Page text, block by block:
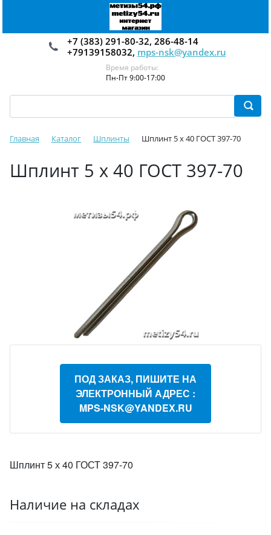
+7 (383) 291-80-32, 286-48-14
+79139158032, mps-nsk@yandex.ru
Время работы:
Пн-Пт 9:00-17:00
Главная Каталог Шплинты Шплинт 5 х 40 ГОСТ 397-70
Шплинт 5 х 40 ГОСТ 397-70
ПОД ЗАКАЗ, ПИШИТЕ НА
ЭЛЕКТРОННЫЙ АДРЕС :
MPS-NSK@YANDEX.RU
Шплинт 5 х 40 ГОСТ 397-70
Наличие на складах